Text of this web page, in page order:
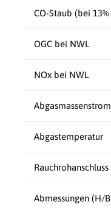
CO-Staub (bei 13%
OGC bei NWL
NOx bei NWL
Abgasmassenstrom
Abgastemperatur
Rauchrohanschluss
Abmessungen (H/